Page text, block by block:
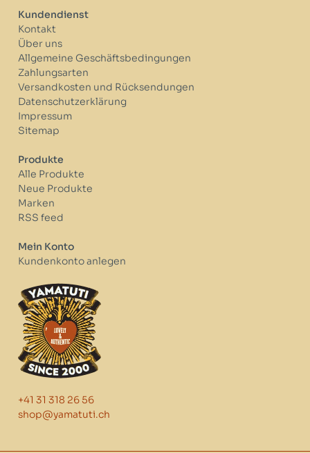
Kundendienst
Kontakt
Über uns
Allgemeine Geschäftsbedingungen
Zahlungsarten
Versandkosten und Rücksendungen
Datenschutzerklärung
Impressum
Sitemap
Produkte
Alle Produkte
Neue Produkte
Marken
RSS feed
Mein Konto
Kundenkonto anlegen
+41 31 318 26 56
shop@yamatuti.ch